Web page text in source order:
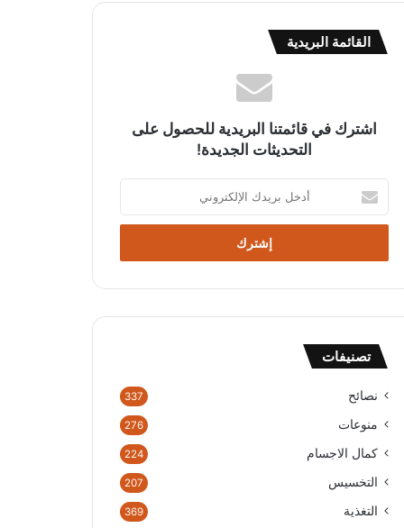
القائمة البريدية
اشترك في قائمتنا البريدية للحصول على
التحديثات الجديدة!
خ
ب
د
إ
ت
و
ن
تصنيفات
نصائح 337
منوعات 276
كمال الاجسام 224
التخسيس 207
التغذية 369